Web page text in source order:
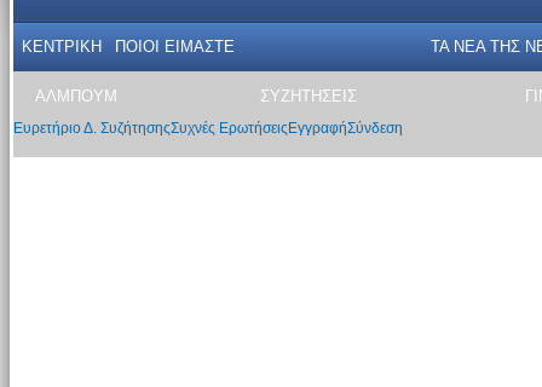
ΚΕΝΤΡΙΚΗ ΠΟΙΟΙ ΕΙΜΑΣΤΕ ΤΑ ΝΕΑ THΣ
ΑΛΜΠΟΥΜ ΣΥΖΗΤΗΣΕΙΣ
Ευρετήριο Δ. ΣυζήτησηςΣυχνές Ερωτήσεις ΕγγραφήΣύνδεση